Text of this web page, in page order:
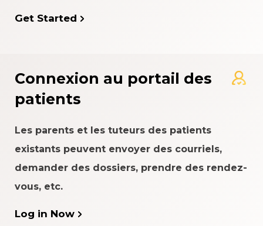
Get Started
Connexion au portail des
patients
Les parents et les tuteurs des patients
existants peuvent envoyer des courriels,
demander des dossiers, prendre des rendez-
vous, etc.
Log in Now